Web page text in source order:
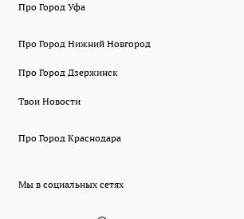
Про Город Уфа
Про Город Нижний Новгород
Про Город Дзержинск
Твои Новости
Про Город Краснодара
Мы в социальных сетях